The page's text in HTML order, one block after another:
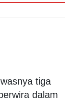
tiga
dalam